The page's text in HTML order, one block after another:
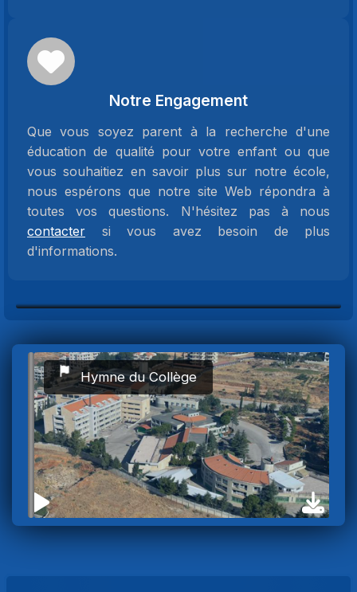
Notre Engagement
Que vous soyez parent à la recherche d'une
éducation de qualité pour votre enfant ou que
vous souhaitiez en savoir plus sur notre école,
nous espérons que notre site Web répondra à
toutes vos questions. N'hésitez pas à nous
contacter si vous avez besoin de plus
d'informations.
Hymne du Collège